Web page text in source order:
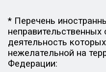
* Перечень
неправительственных
деятельность
нежелательной на
Федерации: